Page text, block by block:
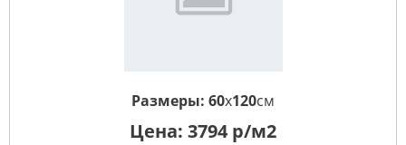
Размеры: 60x120см
Цена: 3794 р/м2